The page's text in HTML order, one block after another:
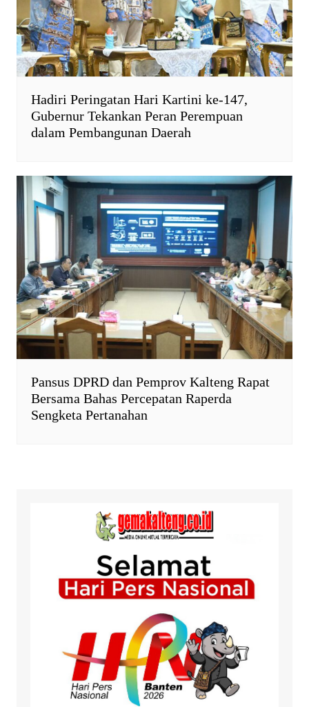
Hadiri Peringatan Hari Kartini ke-147,
Gubernur Tekankan Peran Perempuan
dalam Pembangunan Daerah
Pansus DPRD dan Pemprov Kalteng Rapat
Bersama Bahas Percepatan Raperda
Sengketa Pertanahan